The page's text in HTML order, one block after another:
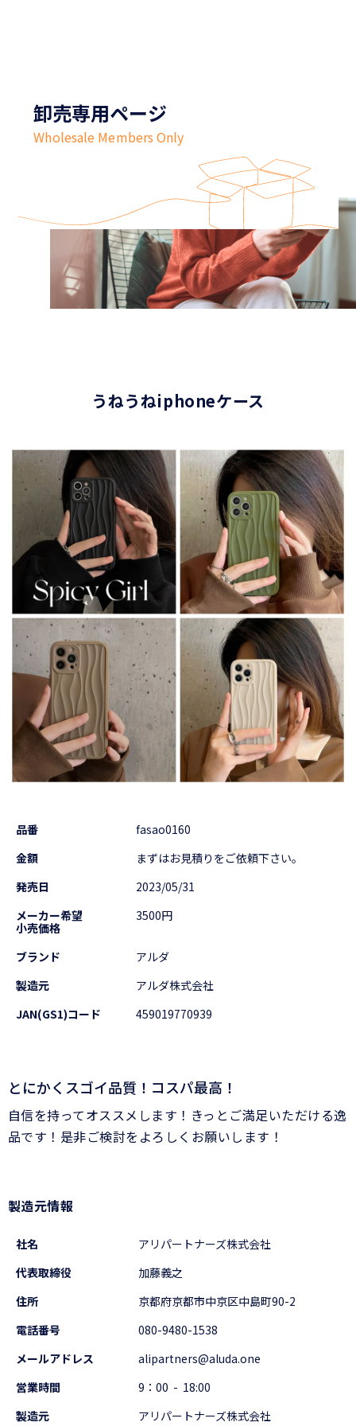
卸売専用ページ
Wholesale Members Only
うねうねiphoneケース
品番
fasao0160
金額
まずはお見積りをご依頼下さい。
発売日
2023/05/31
メーカー希望
小売価格
3500円
ブランド
アルダ
製造元
アルダ株式会社
JAN(GS1)コード
459019770939
とにかくスゴイ品質！コスパ最高！
自信を持ってオススメします！きっとご満足いただける逸
品です！是非ご検討をよろしくお願いします！
製造元情報
社名
アリパートナーズ株式会社
代表取締役
加藤義之
住所
京都府京都市中京区中島町90-2
電話番号
080-9480-1538
メールアドレス
alipartners@aluda.one
営業時間
9：00 - 18:00
製造元
アリパートナーズ株式会社